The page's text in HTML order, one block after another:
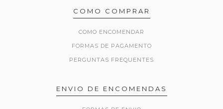
COMO COMPRAR
COMO ENCOMENDAR
FORMAS DE PAGAMENTO
PERGUNTAS FREQUENTES
ENVIO DE ENCOMENDAS